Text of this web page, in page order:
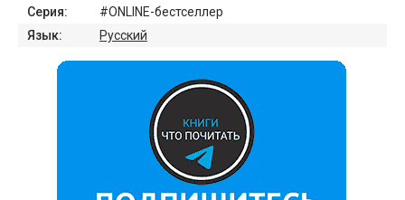
Серия:
#ONLINE-бестселлер
Язык:
Русский